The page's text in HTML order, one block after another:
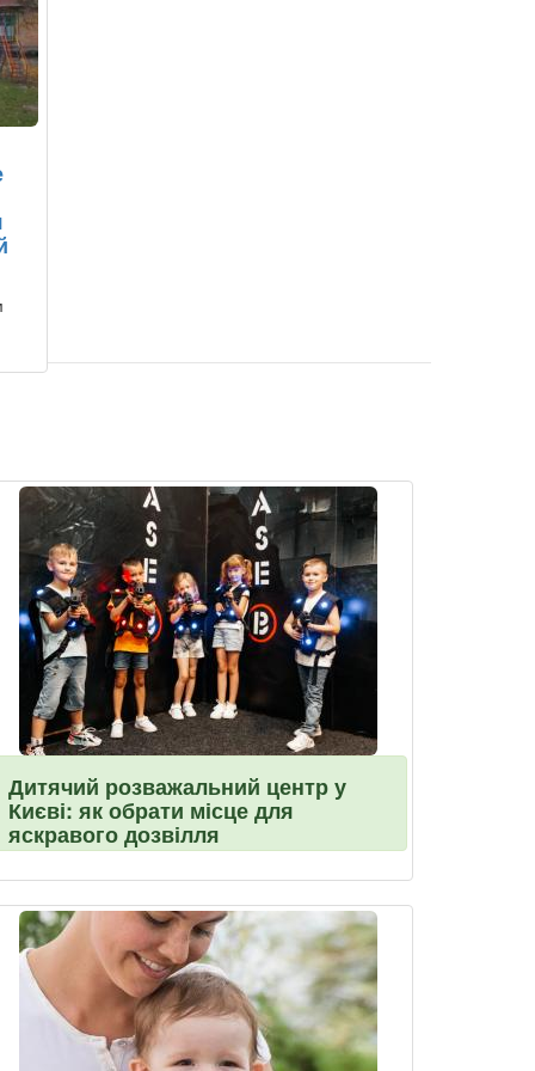
Дитячий розважальний центр у
Києві: як обрати місце для
яскравого дозвілля